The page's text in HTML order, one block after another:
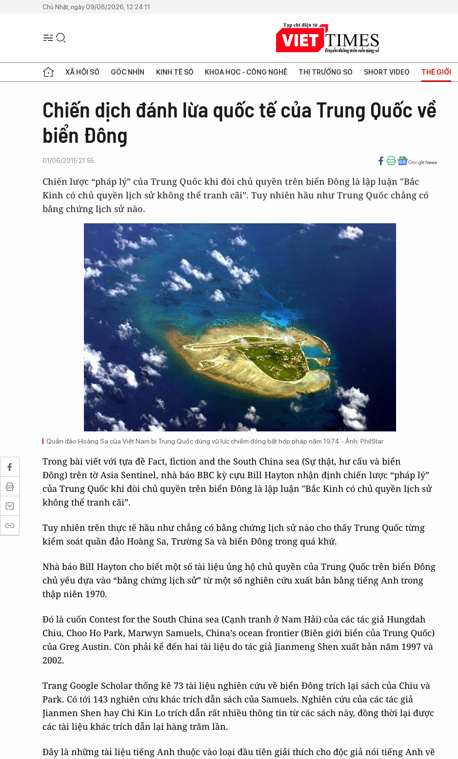
Chủ Nhật, ngày 09/08/2026, 12:24:11
XÃ HỘI SỐ GÓC NHÌN KINH TẾ SỐ KHOA HỌC - CÔNG NGHỆ THỊ TRƯỜNG SỐ SHORT VIDEO THẾ GIỚI
Chiến dịch đánh lừa quốc tế của Trung Quốc về
biển Đông
01/06/2015 21:55
Chiến lược “pháp lý” của Trung Quốc khi đòi chủ quyền trên biển Đông là lập luận "Bắc
Kinh có chủ quyền lịch sử không thể tranh cãi”. Tuy nhiên hầu như Trung Quốc chẳng có
bằng chứng lịch sử nào.
Quần đảo Hoàng Sa của Việt Nam bị Trung Quốc dùng vũ lực chiếm đóng bất hợp pháp năm 1974 - Ảnh: PhilStar
Trong bài viết với tựa đề Fact, fiction and the South China sea (Sự thật, hư cấu và biển
Đông) trên tờ Asia Sentinel​, nhà báo BBC kỳ cựu Bill Hayton nhận định chiến lược “pháp lý”
của Trung Quốc khi đòi chủ quyền trên biển Đông là lập luận "Bắc Kinh có chủ quyền lịch sử
không thể tranh cãi”.
Tuy nhiên trên thực tế hầu như chẳng có bằng chứng lịch sử nào cho thấy Trung Quốc từng
kiểm soát quần đảo Hoàng Sa, Trường Sa và biển Đông trong quá khứ.
Nhà báo Bill Hayton cho biết một số tài liệu ủng hộ chủ quyền của Trung Quốc trên biển Đông
chủ yếu dựa vào “bằng chứng lịch sử” từ một số nghiên cứu xuất bản bằng tiếng Anh trong
thập niên 1970.
Đó là cuốn Contest for the South China sea (Cạnh tranh ở Nam Hải) của các tác giả Hungdah
Chiu, Choo Ho Park, Marwyn Samuels, China’s ocean frontier (Biên giới biển của Trung Quốc)
của Greg Austin. Còn phải kể đến hai tài liệu do tác giả Jianmeng Shen xuất bản năm 1997 và
2002.
Trang Google Scholar thống kê 73 tài liệu nghiên cứu về biển Đông trích lại sách của Chiu và
Park. Có tới 143 nghiên cứu khác trích dẫn sách của Samuels. Nghiên cứu của các tác giả
Jianmen Shen hay Chi Kin Lo trích dẫn rất nhiều thông tin từ các sách này, đồng thời lại được
các tài liệu khác trích dẫn lại hàng trăm lần.
Đây là những tài liệu tiếng Anh thuộc vào loại đầu tiên giải thích cho độc giả nói tiếng Anh về